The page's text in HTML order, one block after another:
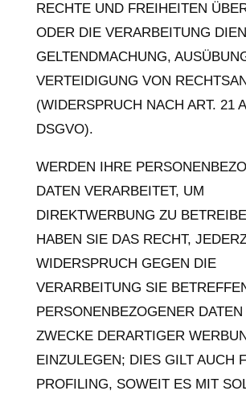
RECHTE UND FREIHEITEN
ODER DIE VERARBEITUNG
GELTENDMACHUNG,
VERTEIDIGUNG VON
(WIDERSPRUCH NACH ART. 21
DSGVO).
WERDEN IHRE
DATEN VERARBEITET, UM
DIREKTWERBUNG ZU
HABEN SIE DAS RECHT,
WIDERSPRUCH GEGEN DIE
VERARBEITUNG SIE
PERSONENBEZOGENER DATEN
ZWECKE DERARTIGER
EINZULEGEN; DIES GILT AUCH
PROFILING, SOWEIT ES MIT